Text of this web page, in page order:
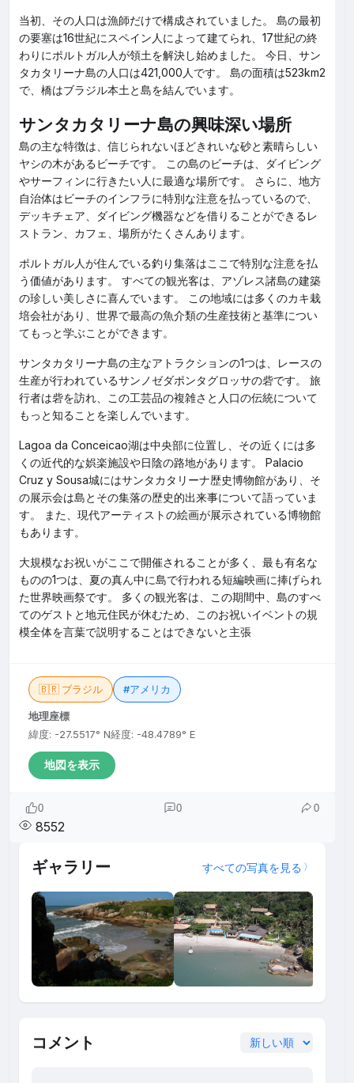
当初、その人口は漁師だけで構成されていました。 島の最初
の要塞は16世紀にスペイン人によって建てられ、17世紀の終
わりにポルトガル人が領土を解決し始めました。 今日、サン
タカタリーナ島の人口は421,000人です。 島の面積は523km2
で、橋はブラジル本土と島を結んでいます。
サンタカタリーナ島の興味深い場所
島の主な特徴は、信じられないほどきれいな砂と素晴らしい
ヤシの木があるビーチです。 この島のビーチは、ダイビング
やサーフィンに行きたい人に最適な場所です。 さらに、地方
自治体はビーチのインフラに特別な注意を払っているので、
デッキチェア、ダイビング機器などを借りることができるレ
ストラン、カフェ、場所がたくさんあります。
ポルトガル人が住んでいる釣り集落はここで特別な注意を払
う価値があります。 すべての観光客は、アゾレス諸島の建築
の珍しい美しさに喜んでいます。 この地域には多くのカキ栽
培会社があり、世界で最高の魚介類の生産技術と基準につい
てもっと学ぶことができます。
サンタカタリーナ島の主なアトラクションの1つは、レースの
生産が行われているサンノゼダポンタグロッサの砦です。 旅
行者は砦を訪れ、この工芸品の複雑さと人口の伝統について
もっと知ることを楽しんでいます。
Lagoa da Conceicao湖は中央部に位置し、その近くには多
くの近代的な娯楽施設や日陰の路地があります。 Palacio
Cruz y Sousa城にはサンタカタリーナ歴史博物館があり、そ
の展示会は島とその集落の歴史的出来事について語っていま
す。 また、現代アーティストの絵画が展示されている博物館
もあります。
大規模なお祝いがここで開催されることが多く、最も有名な
ものの1つは、夏の真ん中に島で行われる短編映画に捧げられ
た世界映画祭です。 多くの観光客は、この期間中、島のすべ
てのゲストと地元住民が休むため、このお祝いイベントの規
模全体を言葉で説明することはできないと主張
🇧🇷 ブラジル #アメリカ
地理座標
緯度: -27.5517° N経度: -48.4789° E
地図を表示
0 0 0
8552
ギャラリー すべての写真を見る
コメント